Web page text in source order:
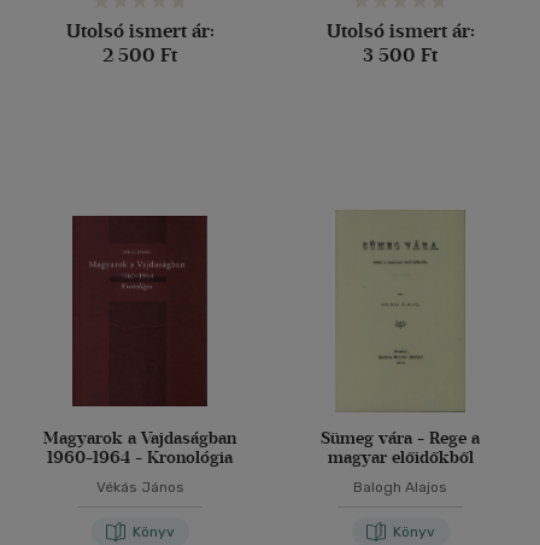
Utolsó ismert ár:
2 500 Ft
Utolsó ismert ár:
3 500 Ft
Magyarok a Vajdaságban
1960-1964 - Kronológia
Vékás János
Könyv
Sümeg vára - Rege a
magyar előidőkből
Balogh Alajos
Könyv